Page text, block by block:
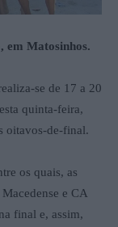
em Matosinhos.
se de 17 a 20
quinta-feira,
oitavos-de-final.
os quais, as
e CA
final e, assim,